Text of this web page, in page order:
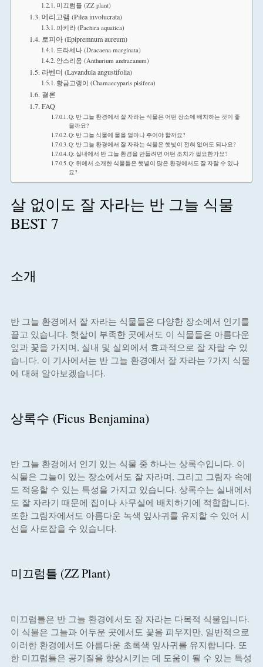
미끄럼틀 (ZZ plant)
메리고램 (Pilea involucrata)
파키라 (Pachira aquatica)
로피아 (Epipremnum aureum)
드라세나 (Dracaena marginata)
안스리움 (Anthurium andraeanum)
라벤더 (Lavandula angustifolia)
황금고랭이 (Chamaecyparis pisifera)
결론
FAQ
Q: 반 그늘 환경에서 잘 자라는 식물은 어떤 장소에 배치하는 것이 좋
을까요?
Q: 반 그늘 식물에 물을 얼마나 주어야 할까요?
Q: 반 그늘 환경에서 잘 자라는 식물은 햇빛이 전혀 없어도 되나요?
Q: 실내에서 반 그늘 환경을 만들려면 어떤 조치가 필요한가요?
Q: 위에서 소개한 식물들은 햇볕이 많은 환경에서도 잘 자랄 수 있나
요?
살 없이도 잘 자라는 반 그늘 식물
BEST 7
소개
반 그늘 환경에서 잘 자라는 식물들은 다양한 장소에서 인기를
끌고 있습니다. 햇살이 부족한 곳에서도 이 식물들은 아름다운
잎과 꽃을 가지며, 실내 및 실외에서 효과적으로 잘 자랄 수 있
습니다. 이 기사에서는 반 그늘 환경에서 잘 자라는 7가지 식물
에 대해 알아보겠습니다.
상록수 (Ficus Benjamina)
반 그늘 환경에서 인기 있는 식물 중 하나는 상록수입니다. 이
식물은 그늘이 있는 장소에서도 잘 자라며, 그리고 그림자 속에
도 적응할 수 있는 특성을 가지고 있습니다. 상록수는 실내에서
도 잘 자라기 때문에 집이나 사무실에 배치하기에 적합합니다.
또한 그림자에서도 아름다운 녹색 잎사귀를 유지할 수 있어 시
선을 사로잡을 수 있습니다.
미끄럼틀 (ZZ Plant)
미끄럼틀은 반 그늘 환경에서도 잘 자라는 다목적 식물입니다.
이 식물은 그늘과 어두운 곳에서도 꽃을 피우지만, 일반적으로
이러한 환경에서도 아름다운 초록색 잎사귀를 유지합니다. 또
한 미끄럼틀은 공기질을 향상시키는 데 도움이 될 수 있는 특성